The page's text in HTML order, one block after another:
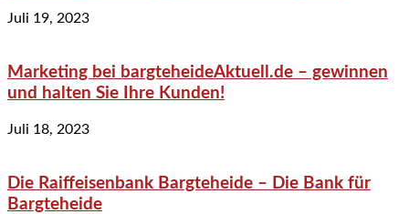
Juli 19, 2023
Marketing bei bargteheideAktuell.de – gewinnen
und halten Sie Ihre Kunden!
Juli 18, 2023
Die Raiffeisenbank Bargteheide – Die Bank für
Bargteheide